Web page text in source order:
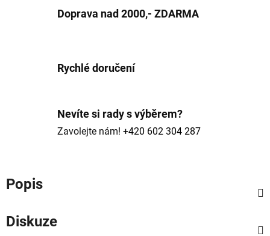
Doprava nad 2000,- ZDARMA
Rychlé doručení
Nevíte si rady s výběrem?
Zavolejte nám! +420 602 304 287
Popis
Diskuze